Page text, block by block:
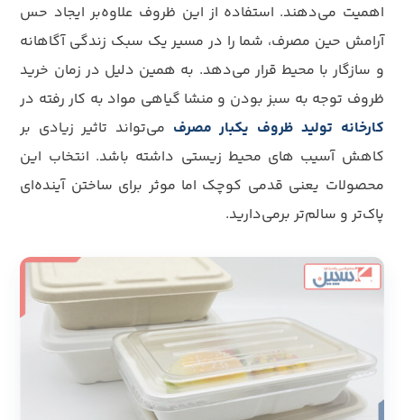
اهمیت می‌دهند. استفاده از این ظروف علاوه‌بر ایجاد حس
آرامش حین مصرف، شما را در مسیر یک سبک زندگی آگاهانه
و سازگار با محیط قرار می‌دهد. به همین دلیل در زمان خرید
ظروف توجه به سبز بودن و منشا گیاهی مواد به کار رفته در
کارخانه تولید ظروف یکبار مصرف می‌تواند تاثیر زیادی بر
کاهش آسیب های محیط زیستی داشته باشد. انتخاب این
محصولات یعنی قدمی کوچک اما موثر برای ساختن آینده‌ای
پاک‌تر و سالم‌تر برمی‌دارید.